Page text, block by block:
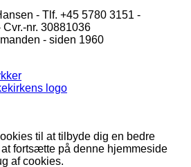
- Tlf. +45 5780 3151 -
nr. 30881036
- siden 1960
logo
til at tilbyde dig en bedre
fortsætte på denne hjemmeside
af cookies.